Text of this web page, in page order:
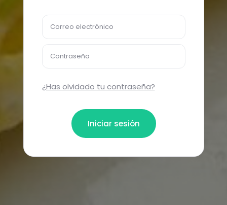
Correo electrónico
Contraseña
¿Has olvidado tu contraseña?
Iniciar sesión